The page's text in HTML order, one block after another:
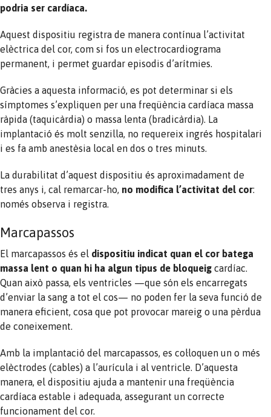
podria ser cardíaca.
Aquest dispositiu registra de manera contínua l’activitat
elèctrica del cor, com si fos un electrocardiograma
permanent, i permet guardar episodis d’arítmies.
Gràcies a aquesta informació, es pot determinar si els
símptomes s’expliquen per una freqüència cardíaca massa
ràpida (taquicàrdia) o massa lenta (bradicàrdia). La
implantació és molt senzilla, no requereix ingrés hospitalari
i es fa amb anestèsia local en dos o tres minuts.
La durabilitat d’aquest dispositiu és aproximadament de
tres anys i, cal remarcar-ho, no modifica l’activitat del cor:
només observa i registra.
Marcapassos
El marcapassos és el dispositiu indicat quan el cor batega
massa lent o quan hi ha algun tipus de bloqueig cardíac.
Quan això passa, els ventricles —que són els encarregats
d’enviar la sang a tot el cos— no poden fer la seva funció de
manera eficient, cosa que pot provocar mareig o una pèrdua
de coneixement.
Amb la implantació del marcapassos, es col·loquen un o més
elèctrodes (cables) a l’aurícula i al ventricle. D’aquesta
manera, el dispositiu ajuda a mantenir una freqüència
cardíaca estable i adequada, assegurant un correcte
funcionament del cor.